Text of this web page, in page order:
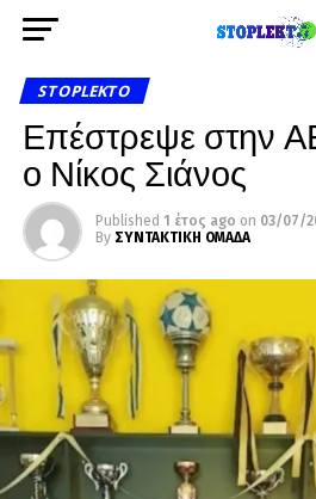
STOPLEKTO
Επέστρεψε στην
ο Νίκος Σιάνος
Published 1 έτος ago on 03/07/
By ΣΥΝΤΑΚΤΙΚΗ ΟΜΑΔΑ